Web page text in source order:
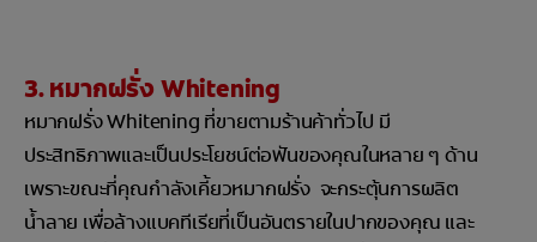
3. หมากฝรั่ง Whitening
หมากฝรั่ง Whitening ที่ขายตามร้านค้าทั่วไป มี
ประสิทธิภาพและเป็นประโยชน์ต่อฟันของคุณในหลาย ๆ ด้าน
เพราะขณะที่คุณกำลังเคี้ยวหมากฝรั่ง จะกระตุ้นการผลิต
น้ำลาย เพื่อล้างแบคทีเรียที่เป็นอันตรายในปากของคุณ และ